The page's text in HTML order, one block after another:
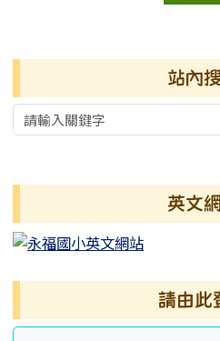
站內
英文
請由此